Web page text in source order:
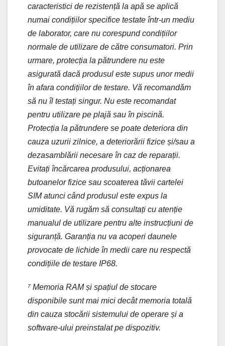
caracteristici de rezistență la apă se aplică
numai condițiilor specifice testate într-un mediu
de laborator, care nu corespund condițiilor
normale de utilizare de către consumatori. Prin
urmare, protecția la pătrundere nu este
asigurată dacă produsul este supus unor medii
în afara condițiilor de testare. Vă recomandăm
să nu îl testați singur. Nu este recomandat
pentru utilizare pe plajă sau în piscină.
Protecția la pătrundere se poate deteriora din
cauza uzurii zilnice, a deteriorării fizice și/sau a
dezasamblării necesare în caz de reparații.
Evitați încărcarea produsului, acționarea
butoanelor fizice sau scoaterea tăvii cartelei
SIM atunci când produsul este expus la
umiditate. Vă rugăm să consultați cu atenție
manualul de utilizare pentru alte instrucțiuni de
siguranță. Garanția nu va acoperi daunele
provocate de lichide în medii care nu respectă
condițiile de testare IP68.
⁷ Memoria RAM și spațiul de stocare
disponibile sunt mai mici decât memoria totală
din cauza stocării sistemului de operare și a
software-ului preinstalat pe dispozitiv.